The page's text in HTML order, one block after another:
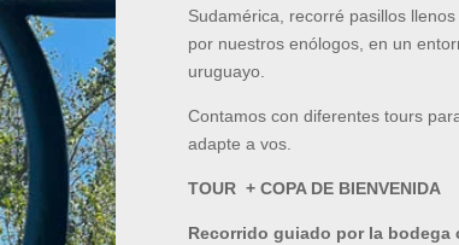
Sudamérica, recorré pasillos
por nuestros enólogos, en un
uruguayo.
Contamos con diferentes tours
adapte a vos.
TOUR + COPA DE BIENVENIDA
Recorrido guiado por la bodega